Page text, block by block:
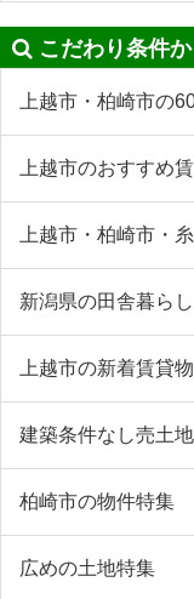
こだわり条件
上越市・柏崎市の
上越市のおすすめ
上越市・柏崎市・
新潟県の田舎暮ら
上越市の新着賃貸
建築条件なし売土地
柏崎市の物件特集
広めの土地特集